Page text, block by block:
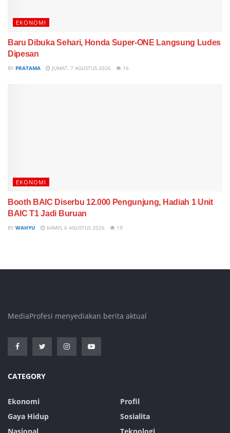
EKONOMI
Baru Dibuka Sehari, Honda Super-ONE Langsung Ludes
Dipesan
BY PRATAMA JUMAT, 7 AGUSTUS 2026 16
EKONOMI
Booth BAIC Diserbu 12.000 Pengunjung, Hadiah 1 Unit
BAIC T1 Jadi Buruan
BY WAHYU KAMIS, 6 AGUSTUS 2026 19
MediaProfesi menyediakan berita aktual
CATEGORY
Ekonomi
Gaya Hidup
Profil
Sosialita